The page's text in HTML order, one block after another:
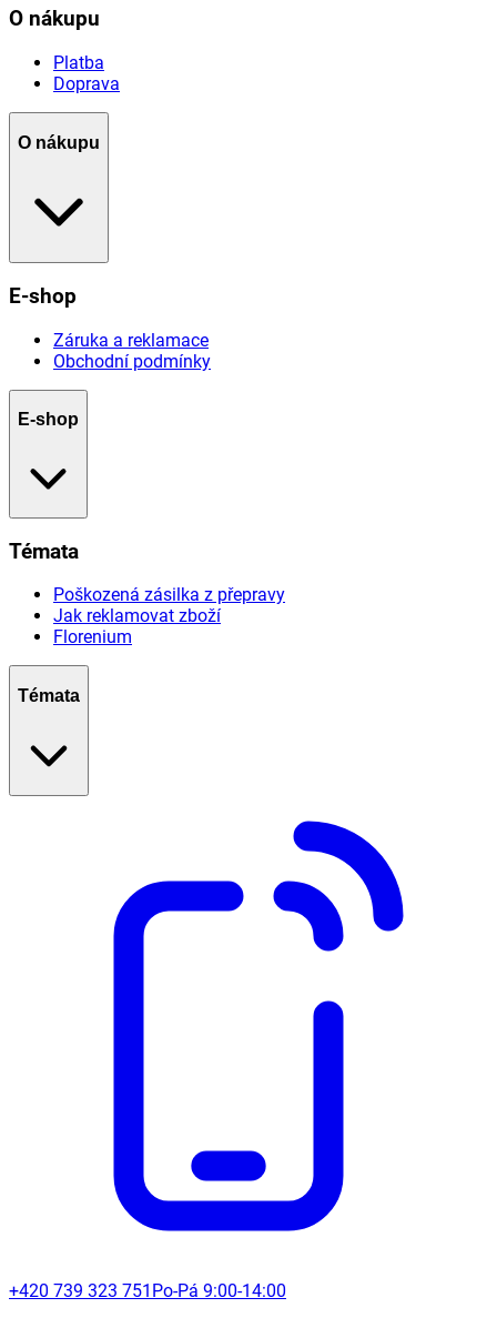
O nákupu
Platba
Doprava
O nákupu
E-shop
Záruka a reklamace
Obchodní podmínky
E-shop
Témata
Poškozená zásilka z přepravy
Jak reklamovat zboží
Florenium
Témata
+420 739 323 751 Po-Pá 9:00-14:00